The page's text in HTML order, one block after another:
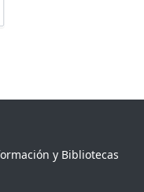
y Bibliotecas